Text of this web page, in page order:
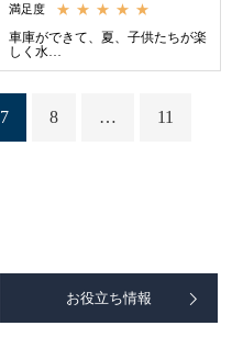
満足度 ★★★★★
車庫ができて、夏、子供たちが楽
しく水…
7 8 … 11
お役立ち情報